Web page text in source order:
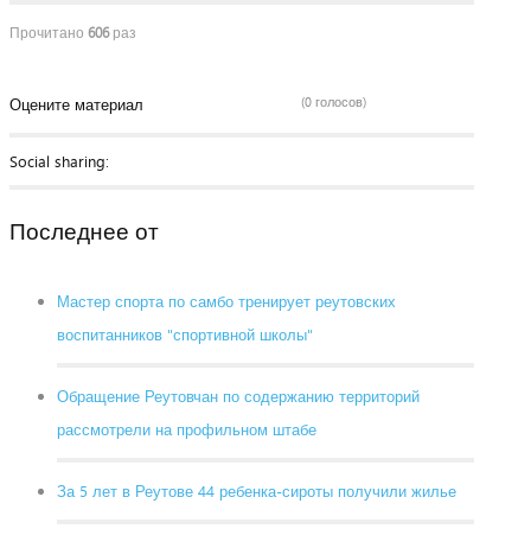
Прочитано 606раз
Оцените материал (0 голосов)
Social sharing:
Последнее от
Мастер спорта по самбо тренирует реутовских
воспитанников "спортивной школы"
Обращение Реутовчан по содержанию территорий
рассмотрели на профильном штабе
За 5 лет в Реутове 44 ребенка-сироты получили жилье